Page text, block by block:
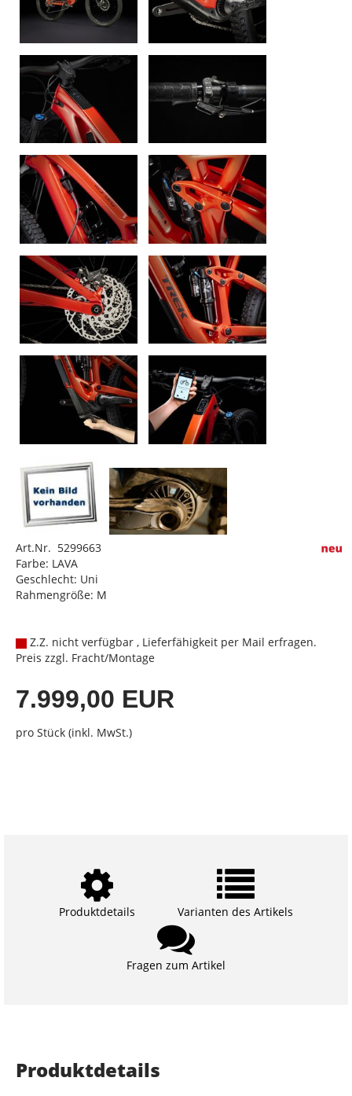
Art.Nr. 5299663
Farbe: LAVA
Geschlecht: Uni
Rahmengröße: M
Z.Z. nicht verfügbar , Lieferfähigkeit per Mail erfragen.
Preis zzgl. Fracht/Montage
7.999,00 EUR
pro Stück (inkl. MwSt.)
Produktdetails Varianten des Artikels
Fragen zum Artikel
Produktdetails